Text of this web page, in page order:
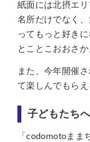
紙面には北摂エ
名所だけでなく
ってもっと好き
とことこおおさ
また、今年開催
て楽しんでもら
子どもたち
「codomotoまま